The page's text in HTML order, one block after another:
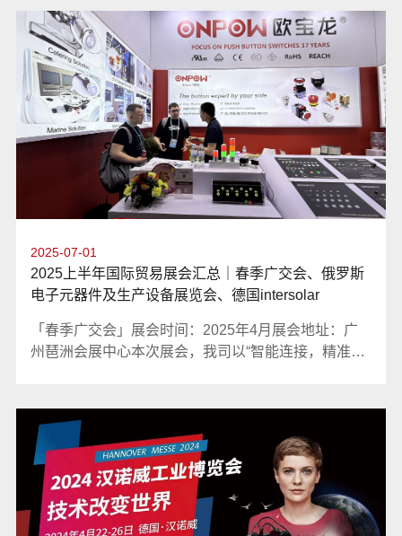
旗舰店
2025-07-01
2025上半年国际贸易展会汇总｜春季广交会、俄罗斯
电子元器件及生产设备展览会、德国intersolar
「春季广交会」展会时间：2025年4月展会地址：广
州琶洲会展中心本次展会，我司以“智能连接，精准控
来自全球超过1100名专业访客，取得了远超预期的丰
硕成果。「俄罗斯电子元器件及生产设备展览会」展
会时间：2025年4月展会地址：莫斯科克洛库斯国际
会展中心本次俄罗斯电子展，我司成功与多家本土工
业设备制造商达成初步合作，实现了开拓东欧关键市